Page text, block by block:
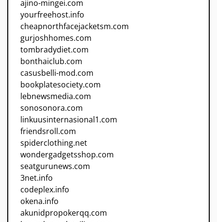
ajino-mingei.com
yourfreehost.info
cheapnorthfacejacketsm.com
gurjoshhomes.com
tombradydiet.com
bonthaiclub.com
casusbelli-mod.com
bookplatesociety.com
lebnewsmedia.com
sonosonora.com
linkuusinternasional1.com
friendsroll.com
spiderclothing.net
wondergadgetsshop.com
seatgurunews.com
3net.info
codeplex.info
okena.info
akunidpropokerqq.com